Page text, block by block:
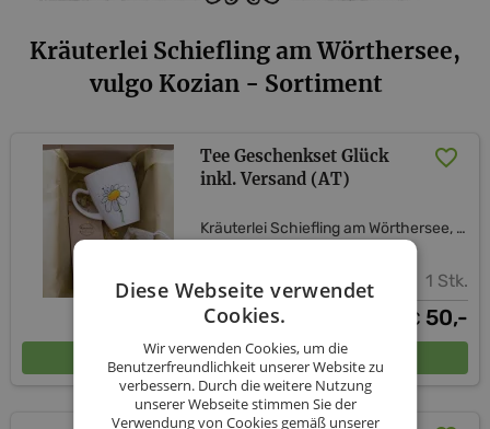
Kräuterlei Schiefling am Wörthersee,
vulgo Kozian - Sortiment
Tee Geschenkset Glück
inkl. Versand (AT)
Kräuterlei Schiefling am Wörthersee, vulgo Kozian
1 Stk.
€ 50,-
In den Warenkorb
Diese Webseite verwendet
Cookies.
Wir verwenden Cookies, um die
Benutzerfreundlichkeit unserer Website zu
verbessern. Durch die weitere Nutzung
unserer Webseite stimmen Sie der
Verwendung von Cookies gemäß unserer